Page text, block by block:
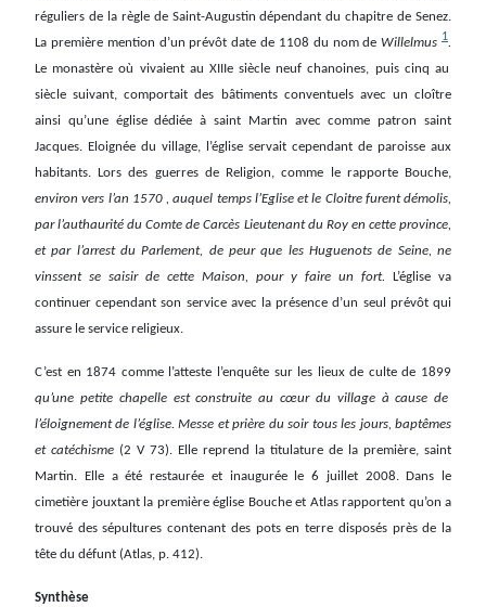
réguliers de la règle de Saint-Augustin dépendant du chapitre de Senez.
La première mention d’un prévôt date de 1108 du nom deWillelmus1.
Le monastère où vivaient au XIIIe siècle neuf chanoines, puis cinq au
siècle suivant, comportait des bâtiments conventuels avec un cloître
ainsi qu’une église dédiée à saint Martin avec comme patron saint
Jacques. Eloignée du village, l’église servait cependant de paroisse aux
habitants. Lors des guerres de Religion, comme le rapporte Bouche,
environ vers l’an 1570 , auquel temps l’Eglise et le Cloitre furent démolis,
par l’authaurité du Comte de Carcès Lieutenant du Roy en cette province,
et par l’arrest du Parlement, de peur que les Huguenots de Seine, ne
vinssent se saisir de cette Maison, pour y faire un fort.
L’église va
continuer cependant son service avec la présence d’un seul prévôt qui
assure le service religieux.
C’est en 1874 comme l’atteste l’enquête sur les lieux de culte de 1899
qu’une petite chapelle est construite au cœur du village à cause de
l’éloignement de l’église. Messe et prière du soir tous les jours, baptêmes
et catéchisme (2 V 73). Elle reprend la titulature de la première, saint
Martin. Elle a été restaurée et inaugurée le 6 juillet 2008. Dans le
cimetière jouxtant la première église Bouche et Atlas rapportent qu’on a
trouvé des sépultures contenant des pots en terre disposés près de la
tête du défunt (Atlas, p. 412).
Synthèse